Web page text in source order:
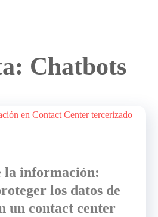
Chatbots
la información:
los datos de
un contact center